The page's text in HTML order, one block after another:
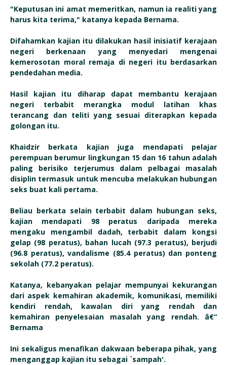
"Keputusan ini amat memeritkan, namun ia realiti yang
harus kita terima," katanya kepada Bernama.
Difahamkan kajian itu dilakukan hasil inisiatif kerajaan
negeri berkenaan yang menyedari mengenai
kemerosotan moral remaja di negeri itu berdasarkan
pendedahan media.
Hasil kajian itu diharap dapat membantu kerajaan
negeri terbabit merangka modul latihan khas
terancang dan teliti yang sesuai diterapkan kepada
golongan itu.
Khaidzir berkata kajian juga mendapati pelajar
perempuan berumur lingkungan 15 dan 16 tahun adalah
paling berisiko terjerumus dalam pelbagai masalah
disiplin termasuk untuk mencuba melakukan hubungan
seks buat kali pertama.
Beliau berkata selain terbabit dalam hubungan seks,
kajian mendapati 98 peratus daripada mereka
mengaku mengambil dadah, terbabit dalam kongsi
gelap (98 peratus), bahan lucah (97.3 peratus), berjudi
(96.8 peratus), vandalisme (85.4 peratus) dan ponteng
sekolah (77.2 peratus).
Katanya, kebanyakan pelajar mempunyai kekurangan
dari aspek kemahiran akademik, komunikasi, memiliki
kendiri rendah, kawalan diri yang rendah dan
kemahiran penyelesaian masalah yang rendah. â€“
Bernama
Ini sekaligus menafikan dakwaan beberapa pihak, yang
menganggap kajian itu sebagai `sampah'.